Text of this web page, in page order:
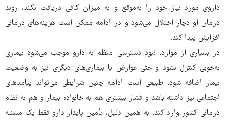
داروی مورد نیاز خود را به‌موقع و به میزان کافی دریافت نکند، روند
درمان او دچار اختلال می‌شود و در ادامه ممکن است هزینه‌های درمانی
افزایش پیدا کند.
در بسیاری از موارد، نبود دسترسی منظم به دارو موجب می‌شود بیماری
به‌خوبی کنترل نشود و حتی عوارض یا بیماری‌های دیگری نیز به وضعیت
بیمار اضافه شود. طبیعی است ادامه چنین شرایطی می‌تواند پیامدهای
اجتماعی نیز داشته باشد و فشار بیشتری هم به خانواده بیمار و هم به نظام
درمانی کشور وارد کند. به همین دلیل، تأمین پایدار دارو فقط یک مسئله